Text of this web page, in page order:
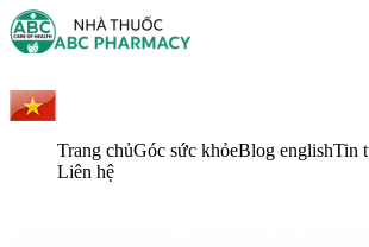
Trang chủGóc sức khỏeBlog englishTin
Liên hệ